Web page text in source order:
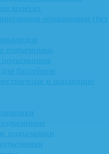
колесах
оснащением (без
подъемники
бассейнов
и шагающие
подъемники